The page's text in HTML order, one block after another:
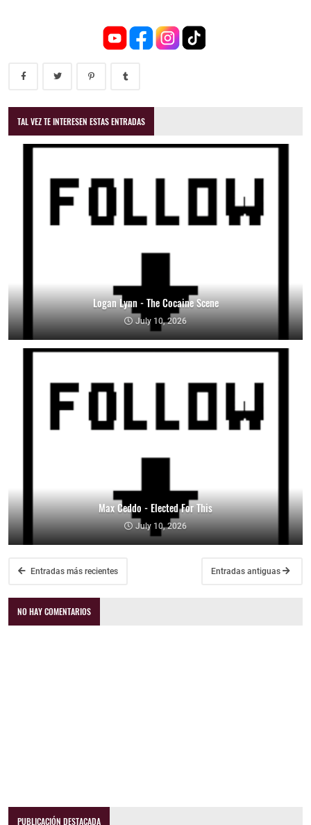
TAL VEZ TE INTERESEN ESTAS ENTRADAS
Logan Lynn - The Cocaine Scene
July 10, 2026
Max Ceddo - Elected For This
July 10, 2026
Entradas más recientes Entradas antiguas
NO HAY COMENTARIOS
PUBLICACIÓN DESTACADA